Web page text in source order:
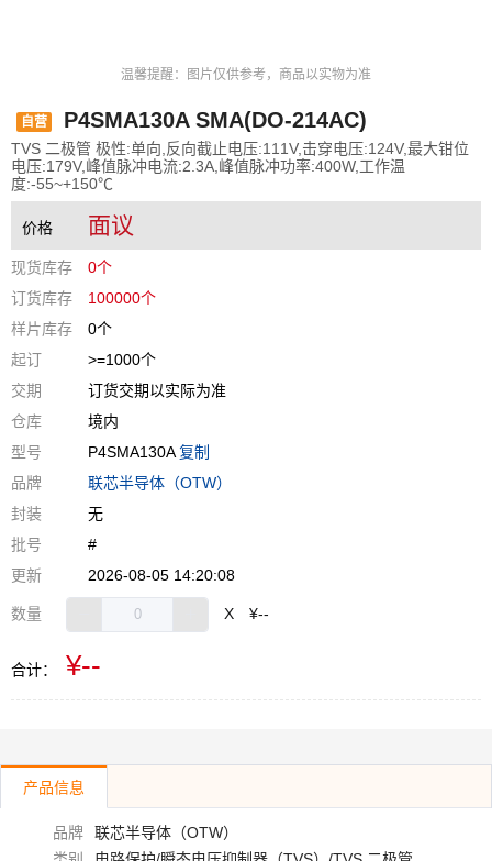
温馨提醒：图片仅供参考，商品以实物为准
自营 P4SMA130A SMA(DO-214AC)
TVS 二极管 极性:单向,反向截止电压:111V,击穿电压:124V,最大钳位
电压:179V,峰值脉冲电流:2.3A,峰值脉冲功率:400W,工作温
度:-55~+150℃
价格 面议
现货库存
0个
订货库存
100000个
样片库存
0个
起订
>=1000个
交期
订货交期以实际为准
仓库
境内
型号
P4SMA130A复制
品牌
联芯半导体（OTW）
封装
无
批号
#
更新
2026-08-05 14:20:08
数量 X ¥--
合计： ¥--
产品信息
品牌
联芯半导体（OTW）